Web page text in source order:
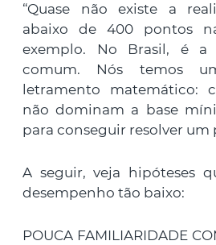
“Quase não existe a
abaixo de 400 pontos
exemplo. No Brasil, é a
comum. Nós temos
letramento matemático:
não dominam a base
para conseguir resolver um
A seguir, veja hipóteses
desempenho tão baixo:
POUCA FAMILIARIDADE